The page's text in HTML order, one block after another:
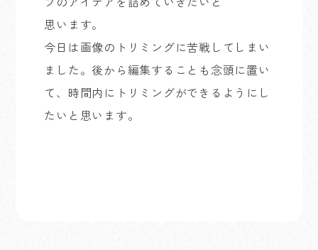
思います。
今日は画像のトリミングに苦戦してしまい
ました。後から編集することも念頭に置い
て、時間内にトリミングができるようにし
たいと思います。